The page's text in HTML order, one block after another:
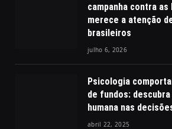
campanha contra
merece a atenção
brasileiros
julho 6, 2026
Psicologia
de fundos:
humana nas
abril 22, 2025